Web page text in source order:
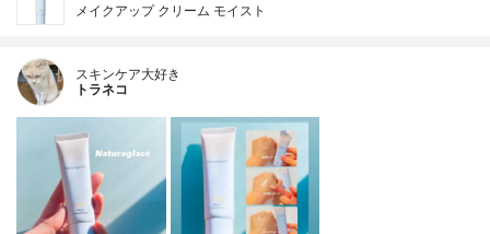
メイクアップ クリーム モイスト
スキンケア大好き
トラネコ